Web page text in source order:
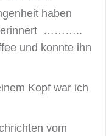
haben
erinnert ………..
und konnte ihn
Kopf war ich
vom